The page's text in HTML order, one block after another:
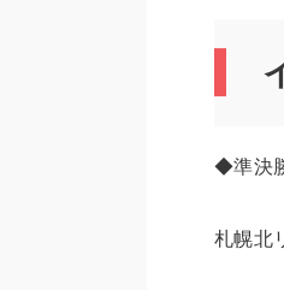
◆準決
札幌北